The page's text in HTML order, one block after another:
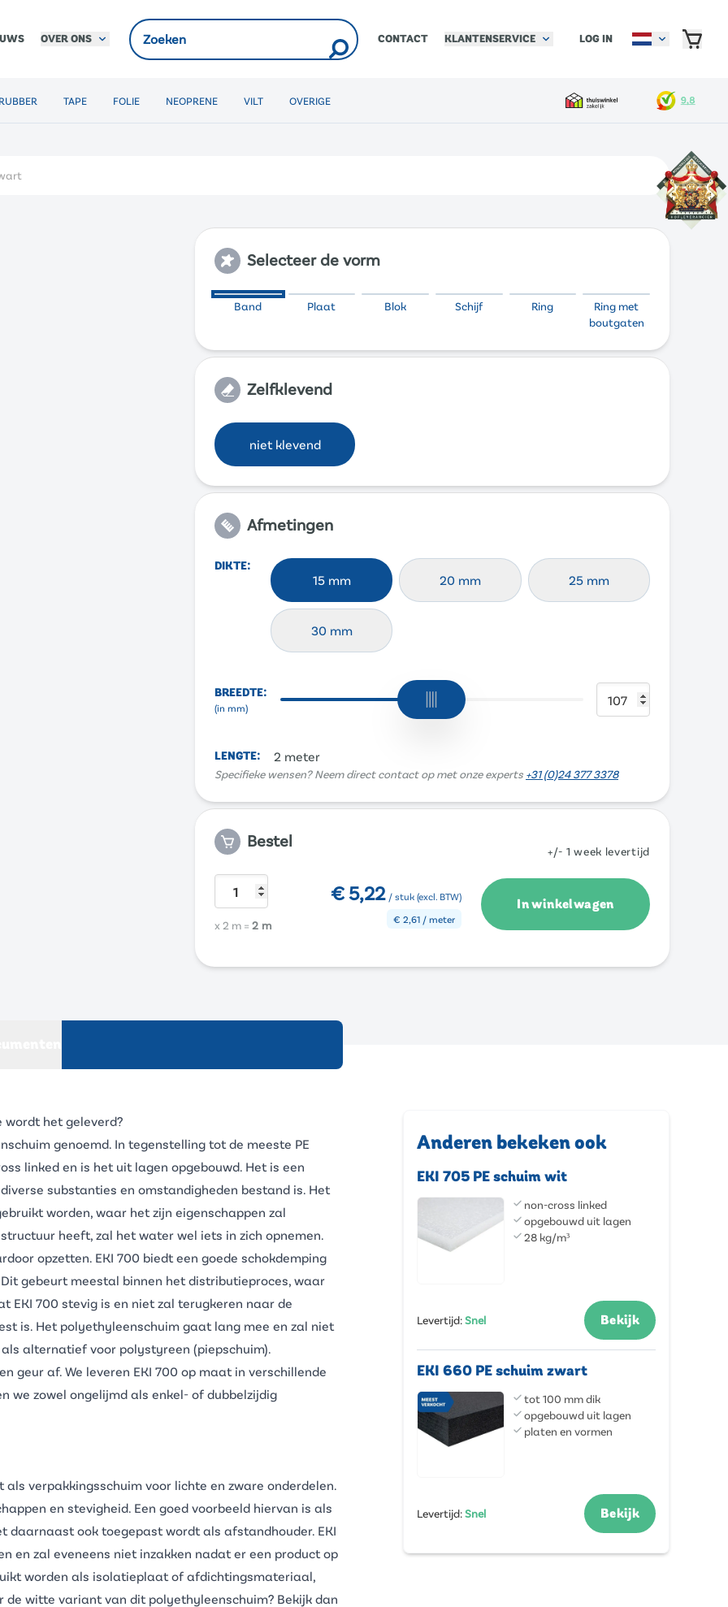
OVER ONS CONTACT KLANTENSERVICE LOG IN
TAPE FOLIE NEOPRENE VILT OVERIGE
Selecteer de vorm
Band Plaat Blok Schijf Ring
Ring met
boutgaten
Zelfklevend
niet klevend
Afmetingen
DIKTE:
15 mm 20 mm 25 mm
30 mm
BREEDTE:
(in mm)
LENGTE: 2 meter
Specifieke wensen? Neem direct contact op met onze experts +31 (0)24 377 3378
Bestel
+/- 1 week levertijd
x 2 m = 2 m
€5,22 / stuk (excl. BTW)
€ 2,61 / meter
In winkelwagen
wordt het geleverd?
genoemd. In tegenstelling tot de meeste PE
linked en is het uit lagen opgebouwd. Het is een
substanties en omstandigheden bestand is. Het
worden, waar het zijn eigenschappen zal
heeft, zal het water wel iets in zich opnemen.
opzetten. EKI 700 biedt een goede schokdemping
gebeurt meestal binnen het distributieproces, waar
EKI 700 stevig is en niet zal terugkeren naar de
is. Het polyethyleenschuim gaat lang mee en zal niet
alternatief voor polystyreen (piepschuim).
geur af. We leveren EKI 700 op maat in verschillende
we zowel ongelijmd als enkel- of dubbelzijdig
als verpakkingsschuim voor lichte en zware onderdelen.
en stevigheid. Een goed voorbeeld hiervan is als
daarnaast ook toegepast wordt als afstandhouder. EKI
en zal eveneens niet inzakken nadat er een product op
worden als isolatieplaat of afdichtingsmateriaal,
de witte variant van dit polyethyleenschuim? Bekijk dan
Anderen bekeken ook
EKI 705 PE schuim wit
non-cross linked
opgebouwd uit lagen
28 kg/m³
Levertijd:Snel Bekijk
EKI 660 PE schuim zwart
tot 100 mm dik
opgebouwd uit lagen
platen en vormen
Levertijd:Snel Bekijk